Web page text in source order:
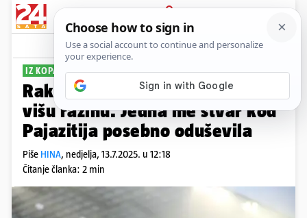
PRIJAVA
Sport Komentari
IZ KOPAČKI U ODIJELO
Rakitić: Želim podići Hajduk na
višu razinu. Jedna me stvar kod
Pajazitija posebno oduševila
Piše HINA, nedjelja, 13.7.2025. u 12:18
Čitanje članka: 2 min